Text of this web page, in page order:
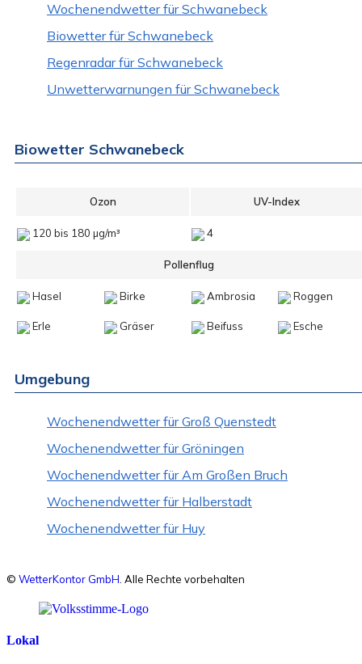
Wochenendwetter für Schwanebeck
Biowetter für Schwanebeck
Regenradar für Schwanebeck
Unwetterwarnungen für Schwanebeck
Biowetter Schwanebeck
Ozon UV-Index
120 bis 180 µg/m³ 4
Pollenflug
Hasel Birke Ambrosia Roggen
Erle Gräser Beifuss Esche
Umgebung
Wochenendwetter für Groß Quenstedt
Wochenendwetter für Gröningen
Wochenendwetter für Am Großen Bruch
Wochenendwetter für Halberstadt
Wochenendwetter für Huy
© WetterKontor GmbH . Alle Rechte vorbehalten
Lokal